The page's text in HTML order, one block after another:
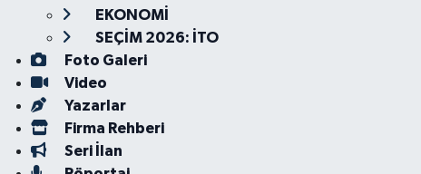
EKONOMİ
SEÇİM 2026: İTO
Foto Galeri
Video
Yazarlar
Firma Rehberi
Seri İlan